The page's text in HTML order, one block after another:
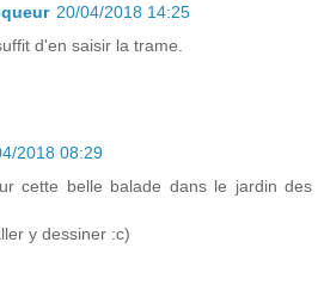
20/04/2018 14:25
d'en saisir la trame.
2018 08:29
cette belle balade dans le jardin des
y dessiner :c)